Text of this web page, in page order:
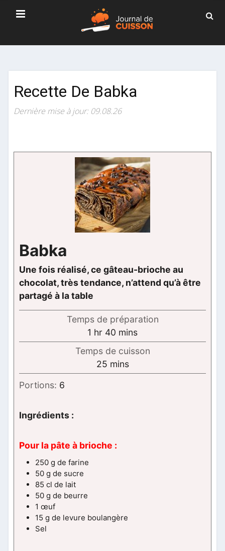
Recette De Babka
Dernière mise à jour: 09.08.26
Babka
Une fois réalisé, ce gâteau-brioche au
chocolat, très tendance, n’attend qu’à être
partagé à la table
Temps de préparation
1 hour
hr 40 minutes
mins
Temps de cuisson
25minutes
mins
Portions: 6
Ingrédients :
Pour la pâte à brioche :
250 g de farine
50 g de sucre
85 cl de lait
50 g de beurre
1 œuf
15 g de levure boulangère
Sel